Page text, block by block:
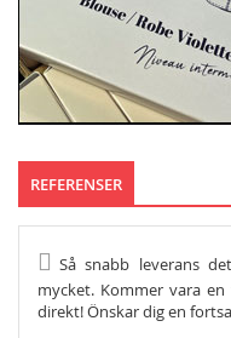
REFERENSER
Så snabb leverans
mycket. Kommer vara
direkt! Önskar dig en